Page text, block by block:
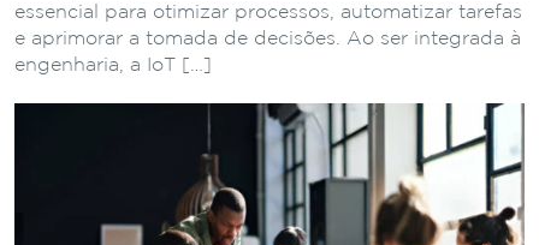
essencial para otimizar processos, automatizar tarefas
e aprimorar a tomada de decisões. Ao ser integrada à
engenharia, a IoT […]